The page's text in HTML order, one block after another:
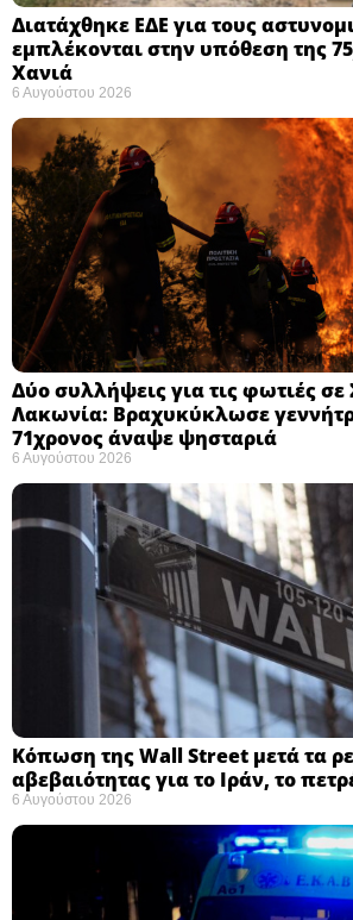
Διατάχθηκε ΕΔΕ για τους
εμπλέκονται στην υπόθεση της
Χανιά
6 Αυγούστου 2026
Δύο συλλήψεις για τις φωτιές σε
Λακωνία: Βραχυκύκλωσε
71χρονος άναψε ψησταριά
6 Αυγούστου 2026
Κόπωση της Wall Street μετά τα
αβεβαιότητας για το Ιράν, το
6 Αυγούστου 2026